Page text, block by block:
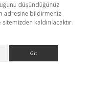
düşündüğünüz
adresine bildirmeniz
kaldırılacaktır.